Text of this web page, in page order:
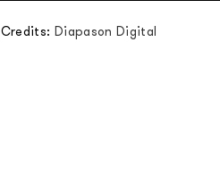
Credits: Diapason Digital